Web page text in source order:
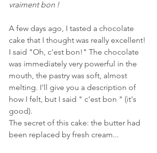
vraiment bon !
A few days ago, I tasted a chocolate
cake that I thought was really excellent!
I said "Oh, c'est bon!" The chocolate
was immediately very powerful in the
mouth, the pastry was soft, almost
melting. I'll give you a description of
how I felt, but I said " c'est bon " (it's
good).
The secret of this cake: the butter had
been replaced by fresh cream...